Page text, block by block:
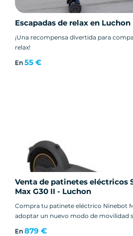
Escapadas de relax en Luchon
¡Una recompensa divertida para
relax!
En 55 €
Venta de patinetes eléctricos
Max G30 II - Luchon
Compra tu patinete eléctrico Ninebot
adoptar un nuevo modo de movilidad
En 879 €